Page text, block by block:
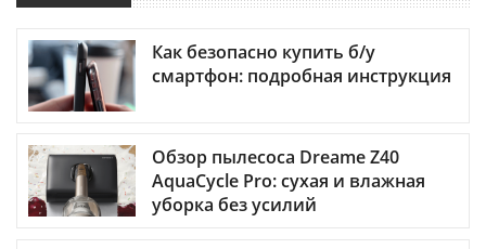
Как безопасно купить б/у
смартфон: подробная инструкция
Обзор пылесоса Dreame Z40
AquaCycle Pro: сухая и влажная
уборка без усилий